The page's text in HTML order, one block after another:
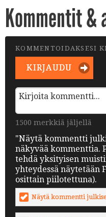
Kommentit
KOMMENTOIDAKSESI
KIRJAUDU
1500 merkkiä jäljellä
"Näytä kommentti
näkyvää kommenttia.
tehdä yksityisen
yhteydessä näytetään
osittain piilotettuna).
Näytä kommentti